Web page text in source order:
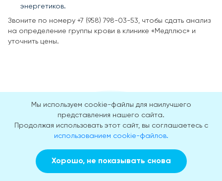
энергетиков.
Звоните по номеру +7 (958) 798-03-53, чтобы сдать анализ
на определение группы крови в клинике «Медплюс» и
уточнить цены.
преимущества
Мы используем cookie-файлы для наилучшего
представления нашего сайта.
Продолжая использовать этот сайт, вы соглашаетесь с
использованием cookie-файлов.
Хорошо, не показывать снова
Заказать звонок Вызвать врача на дом